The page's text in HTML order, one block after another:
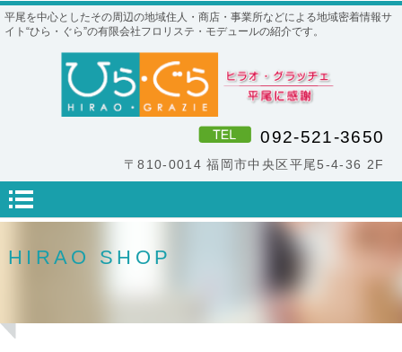
平尾を中心としたその周辺の地域住人・商店・事業所などによる地域密着情報サ
イト“ひら・ぐら”の有限会社フロリステ・モデュールの紹介です。
092-521-3650
〒810-0014 福岡市中央区平尾5-4-36 2F
HIRAO SHOP